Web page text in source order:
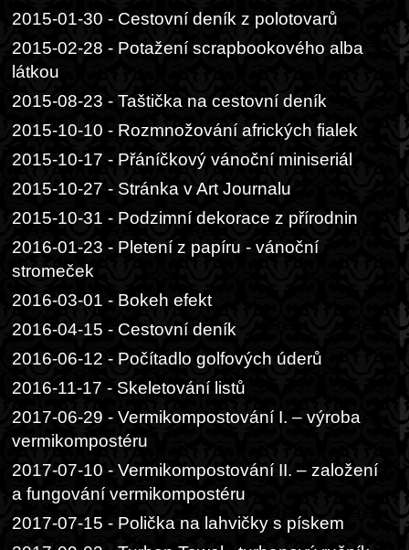
2015-01-30 - Cestovní deník z polotovarů
2015-02-28 - Potažení scrapbookového alba
látkou
2015-08-23 - Taštička na cestovní deník
2015-10-10 - Rozmnožování afrických fialek
2015-10-17 - Přáníčkový vánoční miniseriál
2015-10-27 - Stránka v Art Journalu
2015-10-31 - Podzimní dekorace z přírodnin
2016-01-23 - Pletení z papíru - vánoční
stromeček
2016-03-01 - Bokeh efekt
2016-04-15 - Cestovní deník
2016-06-12 - Počítadlo golfových úderů
2016-11-17 - Skeletování listů
2017-06-29 - Vermikompostování I. – výroba
vermikompostéru
2017-07-10 - Vermikompostování II. – založení
a fungování vermikompostéru
2017-07-15 - Polička na lahvičky s pískem